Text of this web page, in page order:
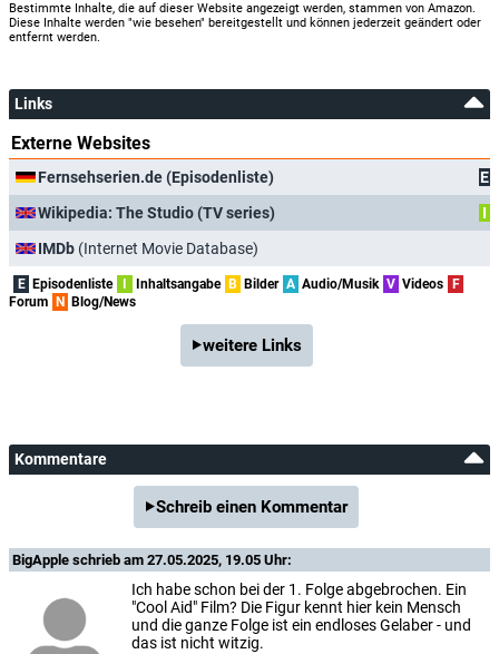
Bestimmte Inhalte, die auf dieser Website angezeigt werden, stammen von Amazon.
Diese Inhalte werden "wie besehen" bereitgestellt und können jederzeit geändert oder
entfernt werden.
Links
Externe Websites
Fernsehserien.de (Episodenliste)
E
Wikipedia: The Studio (TV series)
I
IMDb (Internet Movie Database)
E Episodenliste Inhaltsangabe B Bilder A Audio/Musik V Videos
F
Forum
N Blog/News
weitere Links
Kommentare
Schreib einen Kommentar
BigApple schrieb am 27.05.2025, 19.05 Uhr:
Ich habe schon bei der 1. Folge abgebrochen. Ein
"Cool Aid" Film? Die Figur kennt hier kein Mensch
und die ganze Folge ist ein endloses Gelaber - und
das ist nicht witzig.